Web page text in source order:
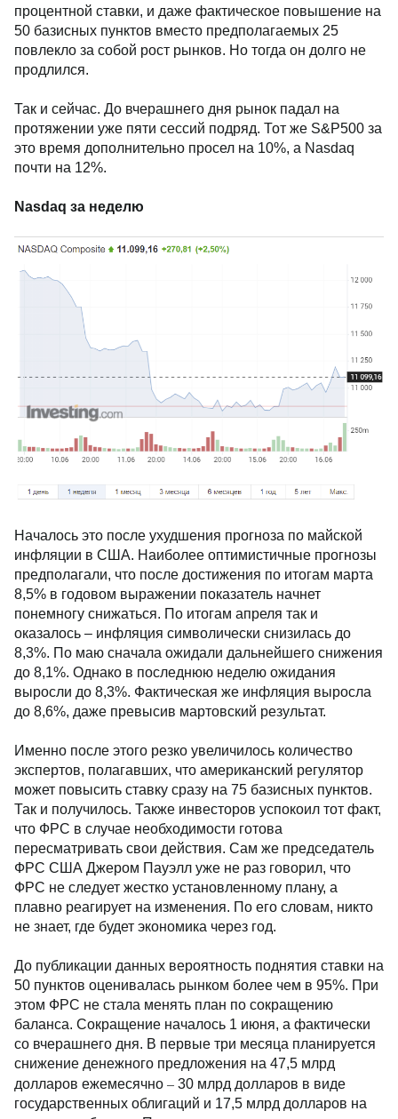
процентной ставки, и даже фактическое повышение на
50 базисных пунктов вместо предполагаемых 25
повлекло за собой рост рынков. Но тогда он долго не
продлился.
Так и сейчас. До вчерашнего дня рынок падал на
протяжении уже пяти сессий подряд. Тот же S&P500 за
это время дополнительно просел на 10%, а Nasdaq
почти на 12%.
Nasdaq за неделю
Началось это после ухудшения прогноза по майской
инфляции в США. Наиболее оптимистичные прогнозы
предполагали, что после достижения по итогам марта
8,5% в годовом выражении показатель начнет
понемногу снижаться. По итогам апреля так и
оказалось – инфляция символически снизилась до
8,3%. По маю сначала ожидали дальнейшего снижения
до 8,1%. Однако в последнюю неделю ожидания
выросли до 8,3%. Фактическая же инфляция выросла
до 8,6%, даже превысив мартовский результат.
Именно после этого резко увеличилось количество
экспертов, полагавших, что американский регулятор
может повысить ставку сразу на 75 базисных пунктов.
Так и получилось. Также инвесторов успокоил тот факт,
что ФРС в случае необходимости готова
пересматривать свои действия. Сам же председатель
ФРС США Джером Пауэлл уже не раз говорил, что
ФРС не следует жестко установленному плану, а
плавно реагирует на изменения. По его словам, никто
не знает, где будет экономика через год.
До публикации данных вероятность поднятия ставки на
50 пунктов оценивалась рынком более чем в 95%. При
этом ФРС не стала менять план по сокращению
баланса. Сокращение началось 1 июня, а фактически
со вчерашнего дня. В первые три месяца планируется
снижение денежного предложения на 47,5 млрд
долларов ежемесячно – 30 млрд долларов в виде
государственных облигаций и 17,5 млрд долларов на